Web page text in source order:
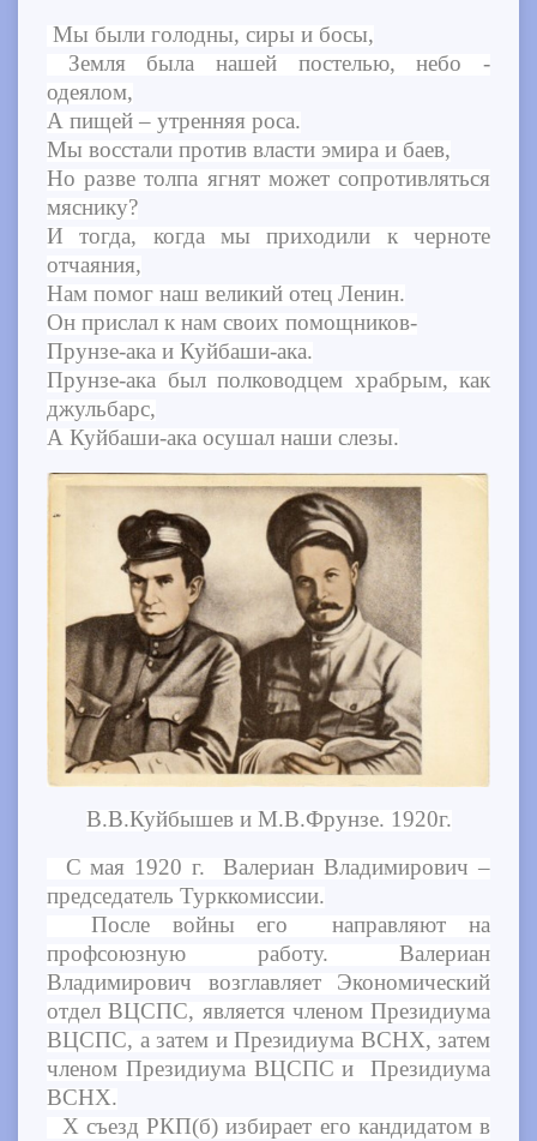
Мы были голодны, сиры и босы,
Земля была нашей постелью, небо -
одеялом,
А пищей – утренняя роса.
Мы восстали против власти эмира и баев,
Но разве толпа ягнят может сопротивляться
мяснику?
И тогда, когда мы приходили к черноте
отчаяния,
Нам помог наш великий отец Ленин.
Он прислал к нам своих помощников-
Прунзе-ака и Куйбаши-ака.
Прунзе-ака был полководцем храбрым, как
джульбарс,
А Куйбаши-ака осушал наши слезы.
В.В.Куйбышев и М.В.Фрунзе. 1920г.
С мая 1920 г. Валериан Владимирович –
председатель Турккомиссии.
После войны его направляют на
профсоюзную работу. Валериан
Владимирович возглавляет Экономический
отдел ВЦСПС, является членом Президиума
ВЦСПС, а затем и Президиума ВСНХ, затем
членом Президиума ВЦСПС и Президиума
ВСНХ.
Х съезд РКП(б) избирает его кандидатом в